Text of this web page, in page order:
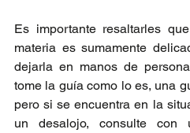
Es importante resaltarles
materia es sumamente
dejarla en manos de
tome la guía como lo es, una
pero si se encuentra en la
un desalojo, consulte con